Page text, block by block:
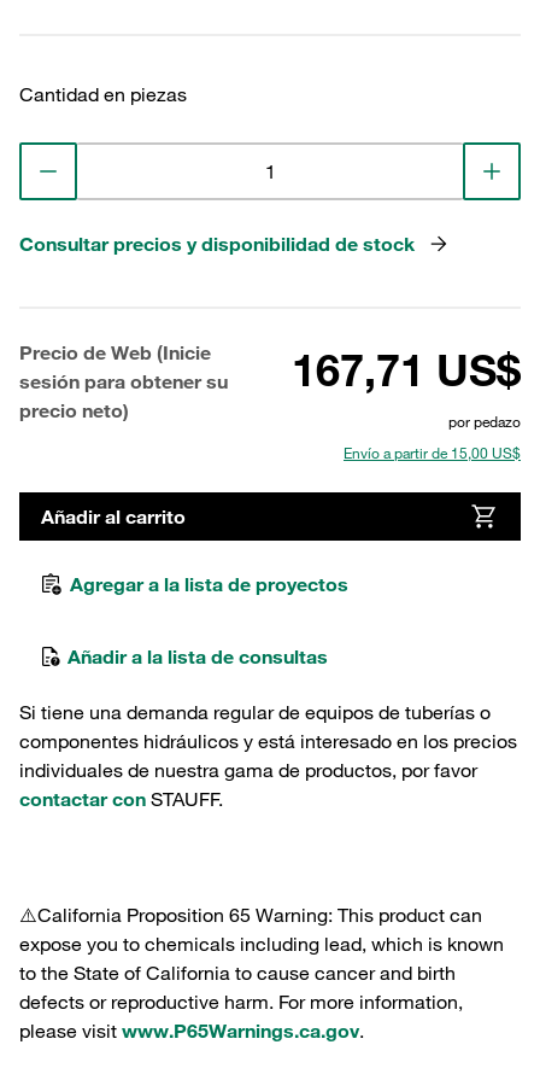
Cantidad en piezas
Consultar precios y disponibilidad de stock
Precio de Web (Inicie
sesión para obtener su
precio neto)
167,71 US$
por pedazo
Envío a partir de 15,00 US$
Añadir al carrito
Agregar a la lista de proyectos
Añadir a la lista de consultas
Si tiene una demanda regular de equipos de tuberías o
componentes hidráulicos y está interesado en los precios
individuales de nuestra gama de productos, por favor
contactar con STAUFF.
⚠️California Proposition 65 Warning: This product can
expose you to chemicals including lead, which is known
to the State of California to cause cancer and birth
defects or reproductive harm. For more information,
please visit www.P65Warnings.ca.gov.